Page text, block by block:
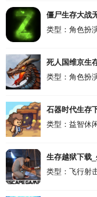
僵尸生存大战
v1.17安卓版
类型：角色扮
死人国维京生
卓版
类型：角色扮
石器时代生存
类型：益智休
生存越狱下载
类型：飞行射